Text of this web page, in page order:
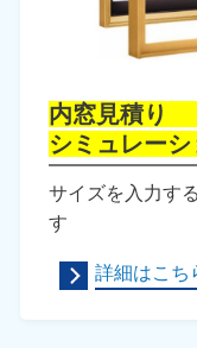
内窓見積
シミュレーシ
サイズを入力す
す
詳細はこち